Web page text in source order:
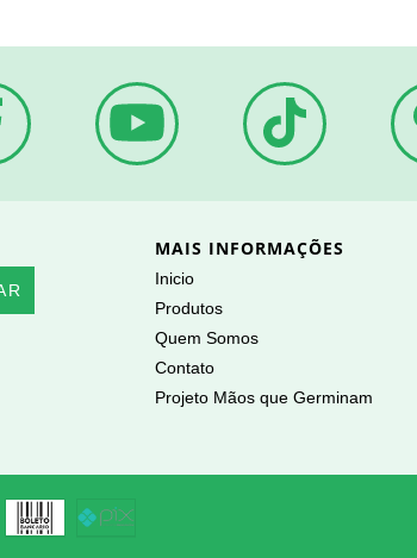
MAIS INFORMAÇÕES
Inicio
Produtos
Quem Somos
Contato
Projeto Mãos que Germinam